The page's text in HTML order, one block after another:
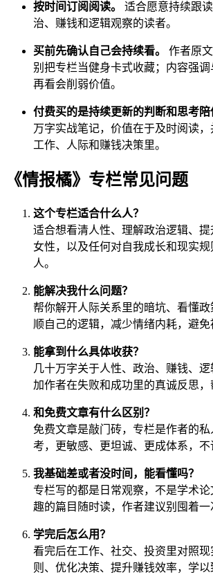
按时间订阅阅读。
适合愿意持续跟
治、赚钱和逻辑观察的读者。
买前先确认自己会持续看。
作者原
别把专栏当健身卡式收藏；内容强调
再看会削弱价值。
付费买的是持续更新的判断和思考陪
万字实战笔记，价值在于及时阅读，
工作、人际和赚钱决策里。
《情报橘》专栏常见问题
这个专栏适合什么人？
适合想看清人性、理解政治逻辑、
女性，以及任何对自我成长和现实
人。
能解决我什么问题？
帮你解开人际关系里的暗坑、看懂
顺自己的逻辑，减少情绪内耗，避免
能拿到什么具体收获？
几十万字关于人性、政治、赚钱、
加作者在失败和成功里的真诚反思，
和免费文章有什么区别？
免费文章是敲门砖，专栏是作者的
考，更敏感、更坦诚、更成体系，不
我基础差或者没时间，能看懂吗？
专栏写的都是日常观察，不是学术
趣的篇目随时读，作者建议别囤着一
学完后怎么用？
看完后在工作、社交、投资里对照
则、优化决策、提升赚钱效率，学以